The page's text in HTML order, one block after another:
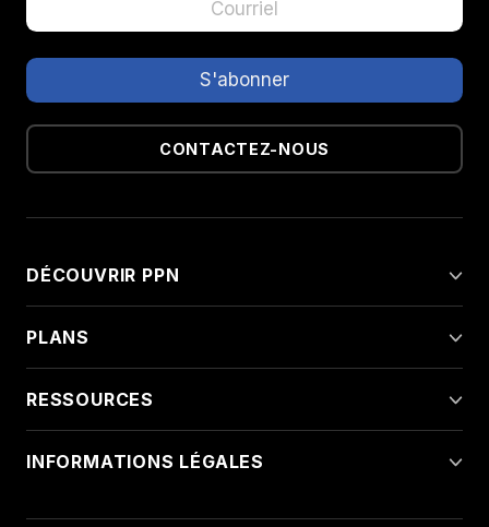
CONTACTEZ-NOUS
DÉCOUVRIR PPN
PLANS
RESSOURCES
INFORMATIONS LÉGALES